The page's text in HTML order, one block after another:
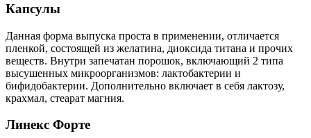
Капсулы
Данная форма выпуска проста в применении, отличается
пленкой, состоящей из желатина, диоксида титана и прочих
веществ. Внутри запечатан порошок, включающий 2 типа
высушенных микроорганизмов: лактобактерии и
бифидобактерии. Дополнительно включает в себя лактозу,
крахмал, стеарат магния.
Линекс Форте